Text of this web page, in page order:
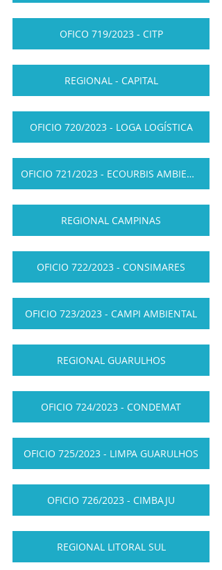
OFICO 719/2023 - CITP
REGIONAL - CAPITAL
OFICIO 720/2023 - LOGA LOGÍSTICA
OFICIO 721/2023 - ECOURBIS AMBIENTAL
REGIONAL CAMPINAS
OFICIO 722/2023 - CONSIMARES
OFICIO 723/2023 - CAMPI AMBIENTAL
REGIONAL GUARULHOS
OFICIO 724/2023 - CONDEMAT
OFICIO 725/2023 - LIMPA GUARULHOS
OFICIO 726/2023 - CIMBAJU
REGIONAL LITORAL SUL